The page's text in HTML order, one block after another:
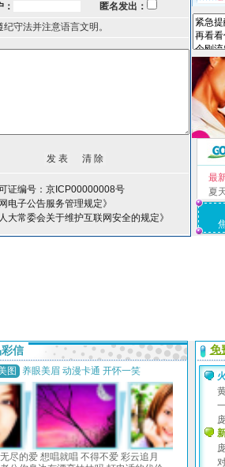
匿名发出：
纪守法并注意语言文明。
证编号：京ICP00000008号
电子公告服务管理规定》
大常委会关于维护互联网安全的规定》
最
夏